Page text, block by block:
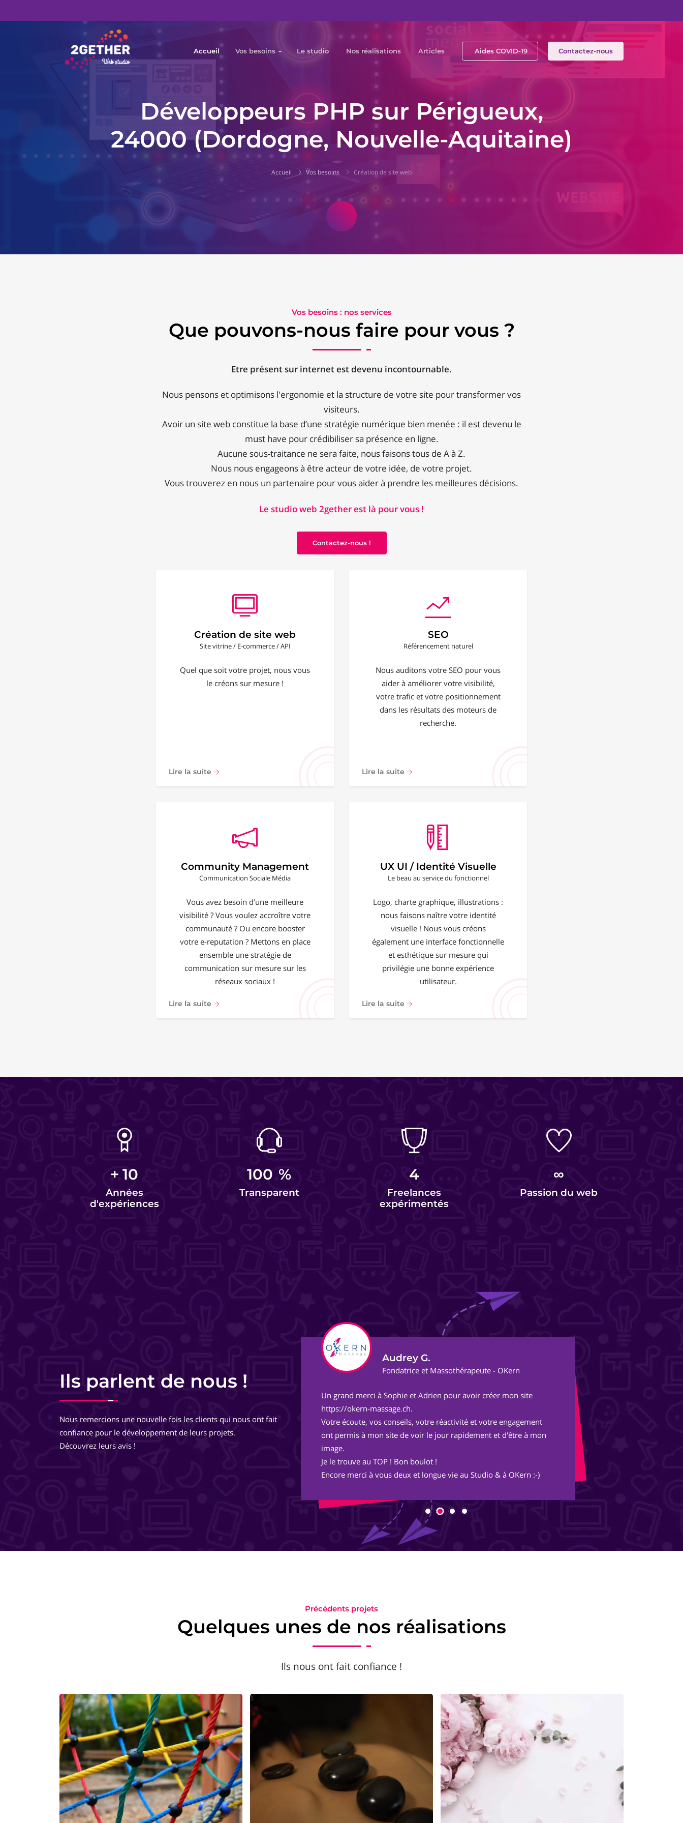
Accueil Vos besoins Le studio Nos réalisations Articles Aides COVID-19 Contactez-nous
Développeurs PHP sur Périgueux,
24000 (Dordogne, Nouvelle-Aquitaine)
Accueil Vos besoins Création de site web
Vos besoins : nos services
Que pouvons-nous faire pour vous ?
Etre présent sur internet est devenu incontournable.
Nous pensons et optimisons l'ergonomie et la structure de votre site pour transformer vos
visiteurs.
Avoir un site web constitue la base d’une stratégie numérique bien menée : il est devenu le
must have pour crédibiliser sa présence en ligne.
Aucune sous-traitance ne sera faite, nous faisons tous de A à Z.
Nous nous engageons à être acteur de votre idée, de votre projet.
Vous trouverez en nous un partenaire pour vous aider à prendre les meilleures décisions.
Le studio web 2gether est là pour vous !
Contactez-nous !
Création de site web
Site vitrine / E-commerce / API
Quel que soit votre projet, nous vous
le créons sur mesure !
Lire la suite
SEO
Référencement naturel
Nous auditons votre SEO pour vous
aider à améliorer votre visibilité,
votre trafic et votre positionnement
dans les résultats des moteurs de
recherche.
Lire la suite
Community Management
Communication Sociale Média
Vous avez besoin d’une meilleure
visibilité ? Vous voulez accroître votre
communauté ? Ou encore booster
votre e-reputation ? Mettons en place
ensemble une stratégie de
communication sur mesure sur les
réseaux sociaux !
Lire la suite
UX UI / Identité Visuelle
Le beau au service du fonctionnel
Logo, charte graphique, illustrations :
nous faisons naître votre identité
visuelle ! Nous vous créons
également une interface fonctionnelle
et esthétique sur mesure qui
privilégie une bonne expérience
utilisateur.
Lire la suite
+ 10
Années
d'expériences
100 %
Transparent
4
Freelances
expérimentés
∞
Passion du web
Ils parlent de nous !
Nous remercions une nouvelle fois les clients qui nous ont fait
confiance pour le développement de leurs projets.
Découvrez leurs avis !
Equipe très pro, très réactive. De très bons conseils, des
travailler avec eux ! Ils pensent à tout ! Je recommande totalement,
même les yeux fermés !
Audrey G.
Fondatrice et Massothérapeute - OKern
Un grand merci à Sophie et Adrien pour avoir créer mon site
https://okern-massage.ch.
Votre écoute, vos conseils, votre réactivité et votre engagement
ont permis à mon site de voir le jour rapidement et d'être à mon
image.
Je le trouve au TOP ! Bon boulot !
Encore merci à vous deux et longue vie au Studio & à OKern :-)
Précédents projets
Quelques unes de nos réalisations
Ils nous ont fait confiance !